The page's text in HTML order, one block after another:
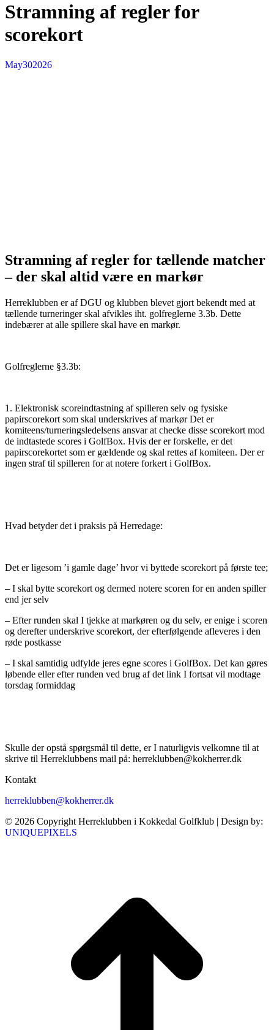
Stramning af regler for
scorekort
May302026
Stramning af regler for tællende matcher
– der skal altid være en markør
Herreklubben er af DGU og klubben blevet gjort bekendt med at
tællende turneringer skal afvikles iht. golfreglerne 3.3b. Dette
indebærer at alle spillere skal have en markør.
Golfreglerne §3.3b:
1. Elektronisk scoreindtastning af spilleren selv og fysiske
papirscorekort som skal underskrives af markør Det er
komiteens/turneringsledelsens ansvar at checke disse scorekort mod
de indtastede scores i GolfBox. Hvis der er forskelle, er det
papirscorekortet som er gældende og skal rettes af komiteen. Der er
ingen straf til spilleren for at notere forkert i GolfBox.
Hvad betyder det i praksis på Herredage:
Det er ligesom ’i gamle dage’ hvor vi byttede scorekort på første tee;
– I skal bytte scorekort og dermed notere scoren for en anden spiller
end jer selv
– Efter runden skal I tjekke at markøren og du selv, er enige i scoren
og derefter underskrive scorekort, der efterfølgende afleveres i den
røde postkasse
– I skal samtidig udfylde jeres egne scores i GolfBox. Det kan gøres
løbende eller efter runden ved brug af det link I fortsat vil modtage
torsdag formiddag
Skulle der opstå spørgsmål til dette, er I naturligvis velkomne til at
skrive til Herreklubbens mail på: herreklubben@kokherrer.dk
Kontakt
herreklubben@kokherrer.dk
© 2026 Copyright Herreklubben i Kokkedal Golfklub | Design by:
UNIQUEPIXELS